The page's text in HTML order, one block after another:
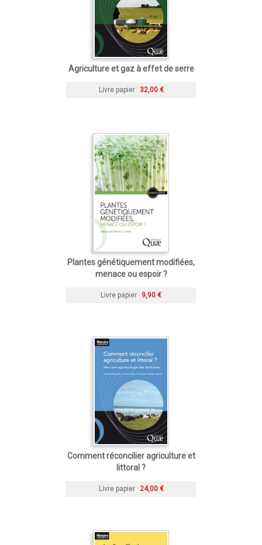
Agriculture et gaz à effet de serre
Livre papier 32,00 €
Plantes génétiquement modifiées,
menace ou espoir ?
Livre papier 9,90 €
Comment réconcilier agriculture et
littoral ?
Livre papier 24,00 €